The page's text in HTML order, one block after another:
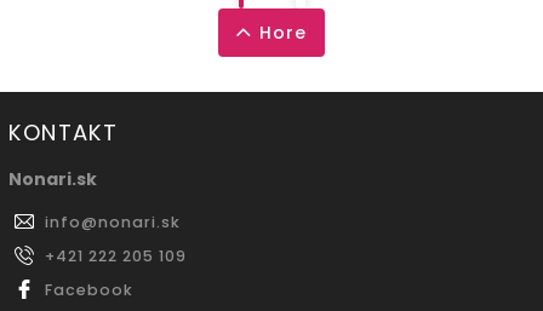
Hore
KONTAKT
Nonari.sk
info@nonari.sk
+421 222 205 109
Facebook